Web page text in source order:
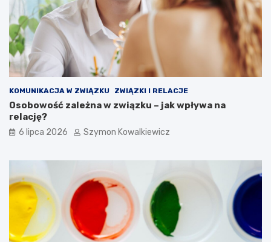
KOMUNIKACJA W ZWIĄZKU ZWIĄZKI I RELACJE
Osobowość zależna w związku – jak wpływa na
relację?
6 lipca 2026 Szymon Kowalkiewicz